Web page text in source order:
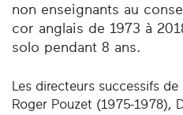
non enseignants au
cor anglais de 1973 à
solo pendant 8 ans.
Les directeurs successifs
Roger Pouzet (1975-1978),